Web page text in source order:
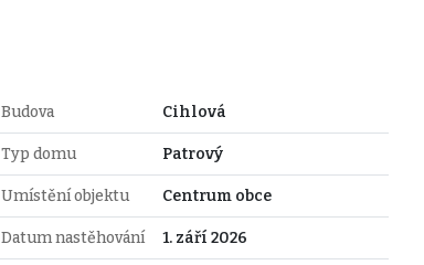
Budova Cihlová
Typ domu Patrový
Umístění objektu Centrum obce
Datum nastěhování 1. září 2026